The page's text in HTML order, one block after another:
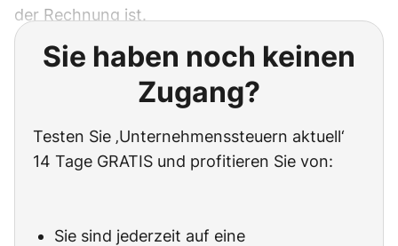
der Rechnung ist.
Sie haben noch keinen
Zugang?
Testen Sie ‚Unternehmenssteuern aktuell‘
14 Tage GRATIS und profitieren Sie von:
Sie sind jederzeit auf eine